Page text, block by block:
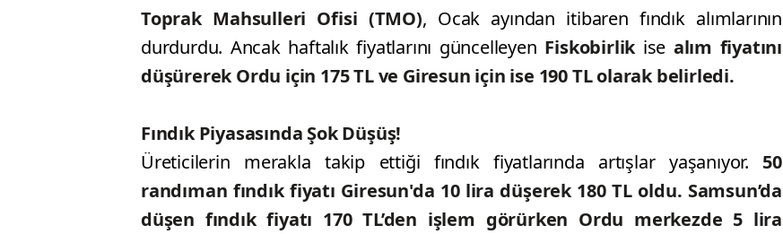
Toprak Mahsulleri Ofisi (TMO), Ocak ayından itibaren fındık alımlarının
durdurdu. Ancak haftalık fiyatlarını güncelleyen Fiskobirlik ise alım fiyatını
düşürerek Ordu için 175 TL ve Giresun için ise 190 TL olarak belirledi.
Fındık Piyasasında Şok Düşüş!
Üreticilerin merakla takip ettiği fındık fiyatlarında artışlar yaşanıyor. 50
randıman fındık fiyatı Giresun'da 10 lira düşerek 180 TL oldu. Samsun’da
düşen fındık fiyatı 170 TL’den işlem görürken Ordu merkezde 5 lira